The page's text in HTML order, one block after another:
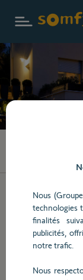
produits
Nous
technologies
finalités
publicités,
notre trafic.
Nous